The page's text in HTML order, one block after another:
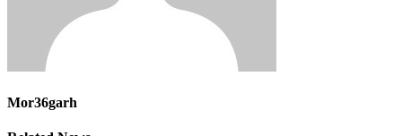
Mor36garh